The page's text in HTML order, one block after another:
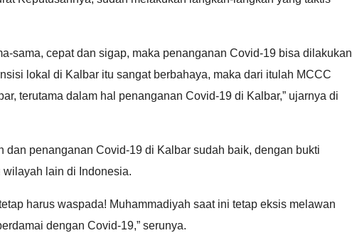
sama, cepat dan sigap, maka penanganan Covid-19 bisa dilakukan
lokal di Kalbar itu sangat berbahaya, maka dari itulah MCCC
terutama dalam hal penanganan Covid-19 di Kalbar,” ujarnya di
dan penanganan Covid-19 di Kalbar sudah baik, dengan bukti
lain di Indonesia.
harus waspada! Muhammadiyah saat ini tetap eksis melawan
dengan Covid-19,” serunya.